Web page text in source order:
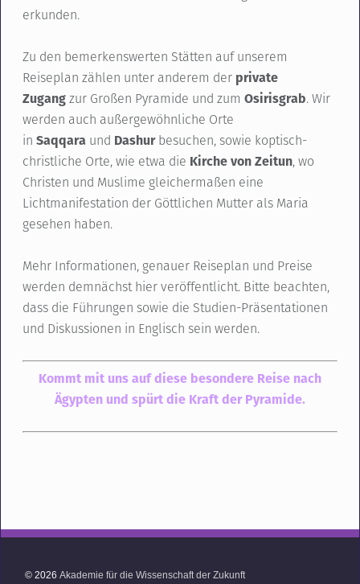
erkunden.
Zu den bemerkenswerten Stätten auf unserem
Reiseplan zählen unter anderem der private
Zugangzur Großen Pyramide und zum Osirisgrab. Wir
werden auch außergewöhnliche Orte
in Saqqaraund Dashurbesuchen, sowie koptisch-
christliche Orte, wie etwa die Kirche von Zeitun, wo
Christen und Muslime gleichermaßen eine
Lichtmanifestation der Göttlichen Mutter als Maria
gesehen haben.
Mehr Informationen, genauer Reiseplan und Preise
werden demnächst hier veröffentlicht. Bitte beachten,
dass die Führungen sowie die Studien-Präsentationen
und Diskussionen in Englisch sein werden.
Kommt mit uns auf diese besondere Reise nach
Ägypten und spürt die Kraft der Pyramide.
© 2026 Akademie für die Wissenschaft der Zukunft